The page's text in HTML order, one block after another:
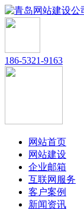
186-5321-9163
网站首页
网站建设
企业邮箱
互联网服务
客户案例
新闻资讯